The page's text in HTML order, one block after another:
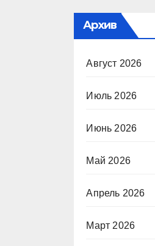
Архив
Август 2026
Июль 2026
Июнь 2026
Май 2026
Апрель 2026
Март 2026